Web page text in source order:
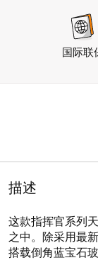
国际联
描述
这款指挥官系列
之中。除采用最
搭载倒角蓝宝石